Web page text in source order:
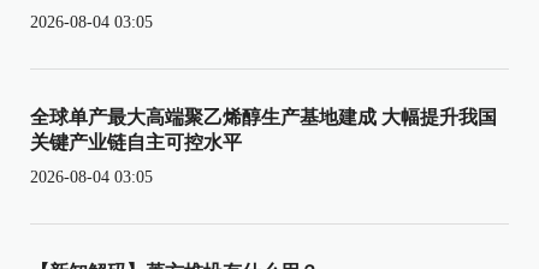
2026-08-04 03:05
全球单产最大高端聚乙烯醇生产基地建成 大幅提升我国
关键产业链自主可控水平
2026-08-04 03:05